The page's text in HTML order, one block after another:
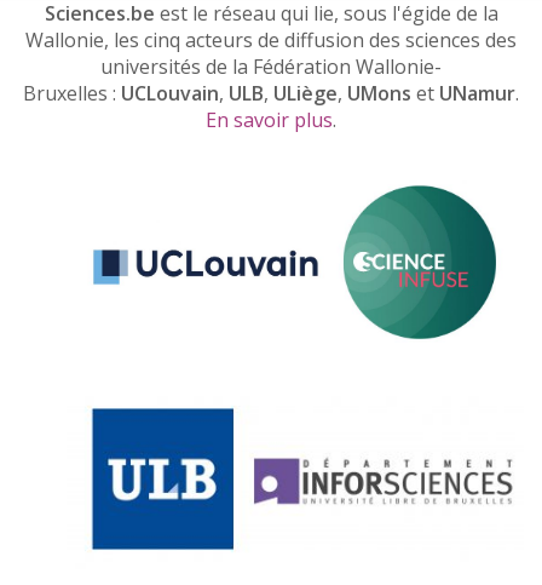
Sciences.be est le réseau qui lie, sous l'égide de la
Wallonie, les cinq acteurs de diffusion des sciences des
universités de la Fédération Wallonie-
Bruxelles : UCLouvain, ULB, ULiège, UMons et UNamur.
En savoir plus.